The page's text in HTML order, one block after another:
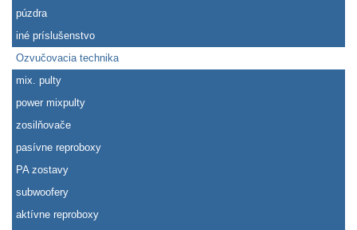
púzdra
iné príslušenstvo
Ozvučovacia technika
mix. pulty
power mixpulty
zosilňovače
pasívne reproboxy
PA zostavy
subwoofery
aktívne reproboxy